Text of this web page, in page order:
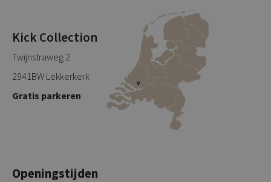
Kick Collection
Twijnstraweg 2
2941BW Lekkerkerk
Gratis parkeren
Openingstijden